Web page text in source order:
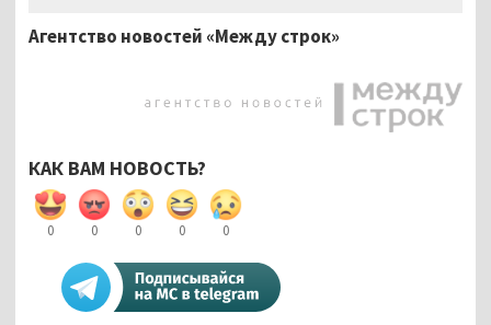
Агентство новостей «Между строк»
КАК ВАМ НОВОСТЬ?
0 0 0 0 0